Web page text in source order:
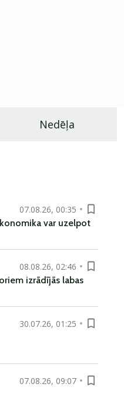
Nedēļa
07.08.26, 00:35
var uzelpot
08.08.26, 02:46
izrādījās labas
30.07.26, 01:25
07.08.26, 09:07